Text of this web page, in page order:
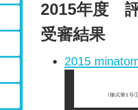
2015年度
受審結果
2015